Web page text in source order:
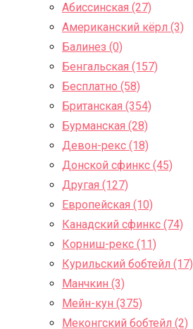
Абиссинская (27)
Американский кёрл (3)
Балинез (0)
Бенгальская (157)
Бесплатно (58)
Британская (354)
Бурманская (28)
Девон-рекс (18)
Донской сфинкс (45)
Другая (127)
Европейская (10)
Канадский сфинкс (74)
Корниш-рекс (11)
Курильский бобтейл (17)
Манчкин (3)
Мейн-кун (375)
Меконгский бобтейл (2)